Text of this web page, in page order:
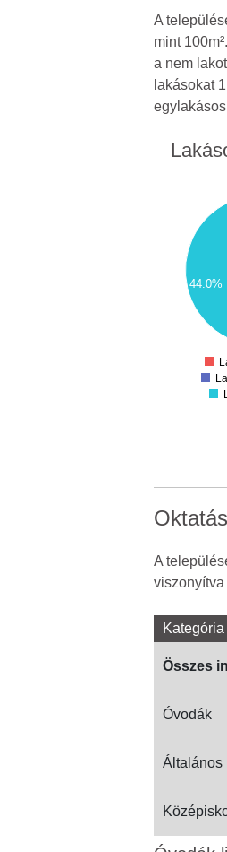
A
mint
a nem
lakásokat
44.0%
A
Kategória
Összes
Óvodák
Általános